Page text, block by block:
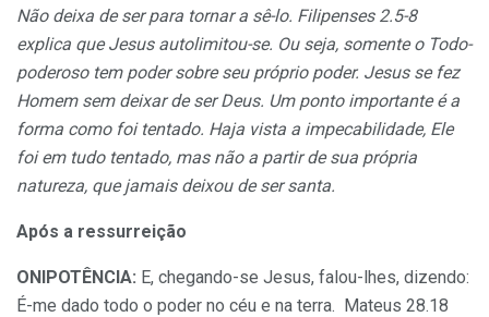
Não deixa de ser para tornar a sê-lo. Filipenses 2.5-8
explica que Jesus autolimitou-se. Ou seja, somente o Todo-
poderoso tem poder sobre seu próprio poder. Jesus se fez
Homem sem deixar de ser Deus. Um ponto importante é a
forma como foi tentado. Haja vista a impecabilidade, Ele
foi em tudo tentado, mas não a partir de sua própria
natureza, que jamais deixou de ser santa.
Após a ressurreição
ONIPOTÊNCIA: E, chegando-se Jesus, falou-lhes, dizendo:
É-me dado todo o poder no céu e na terra. Mateus 28.18